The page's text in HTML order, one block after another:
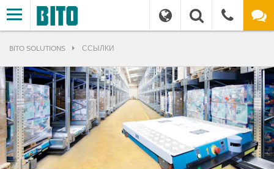
BITO SOLUTIONS ССЫЛКИ